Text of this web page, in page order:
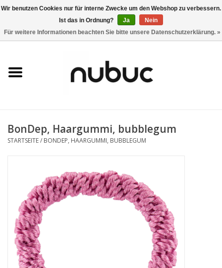
0 Artikel - CHF 0,00
Damen
Accessoires
Marken
BonDep, Haargummi, bubblegum
STARTSEITE/ BONDEP, HAARGUMMI, BUBBLEGUM
Wir benutzen Cookies nur für interne Zwecke um den Webshop zu verbessern.
Ist das in Ordnung?
Ja
Nein
Für weitere Informationen beachten Sie bitte unsere Datenschutzerklärung. »